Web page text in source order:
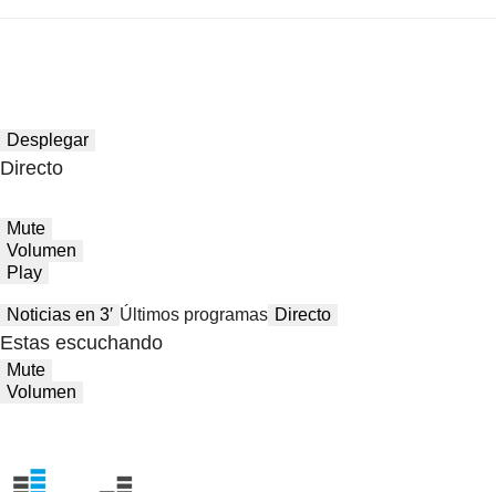
Desplegar
Directo
Mute
Volumen
Play
Noticias en 3′ Últimos programas Directo
Estas escuchando
Mute
Volumen